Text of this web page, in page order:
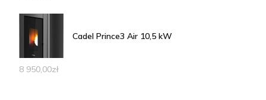
Cadel Prince3 Air 10,5 kW
8 950,00zł